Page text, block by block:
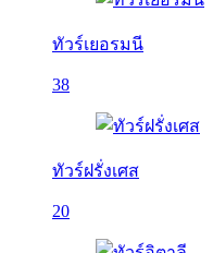
ทัวร์เยอรมนี
38
ทัวร์ฝรั่งเศส
20